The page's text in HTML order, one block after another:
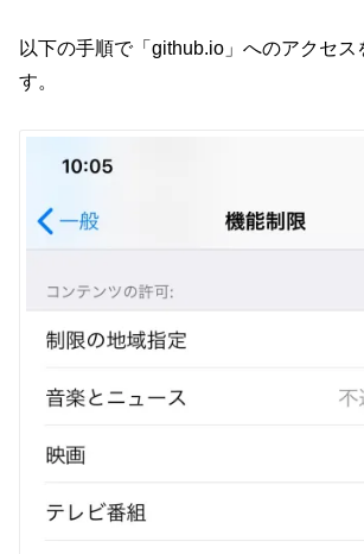
以下の手順で「github.io」へのアクセス
す。